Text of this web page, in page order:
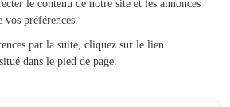
Royal
dès 76€